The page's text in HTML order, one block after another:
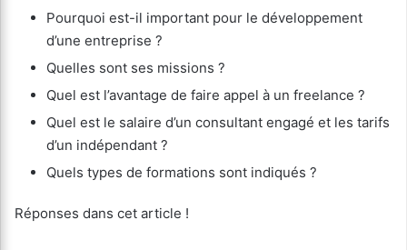
Pourquoi est-il important pour le développement
d’une entreprise ?
Quelles sont ses missions ?
Quel est l’avantage de faire appel à un freelance ?
Quel est le salaire d’un consultant engagé et les tarifs
d’un indépendant ?
Quels types de formations sont indiqués ?
Réponses dans cet article !